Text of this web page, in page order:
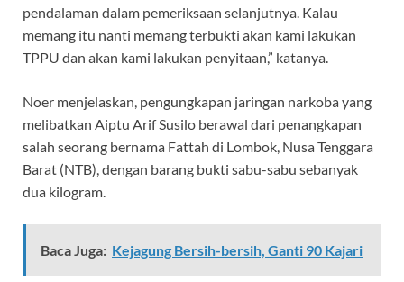
pendalaman dalam pemeriksaan selanjutnya. Kalau
memang itu nanti memang terbukti akan kami lakukan
TPPU dan akan kami lakukan penyitaan,” katanya.
Noer menjelaskan, pengungkapan jaringan narkoba yang
melibatkan Aiptu Arif Susilo berawal dari penangkapan
salah seorang bernama Fattah di Lombok, Nusa Tenggara
Barat (NTB), dengan barang bukti sabu-sabu sebanyak
dua kilogram.
Baca Juga: Kejagung Bersih-bersih, Ganti 90 Kajari